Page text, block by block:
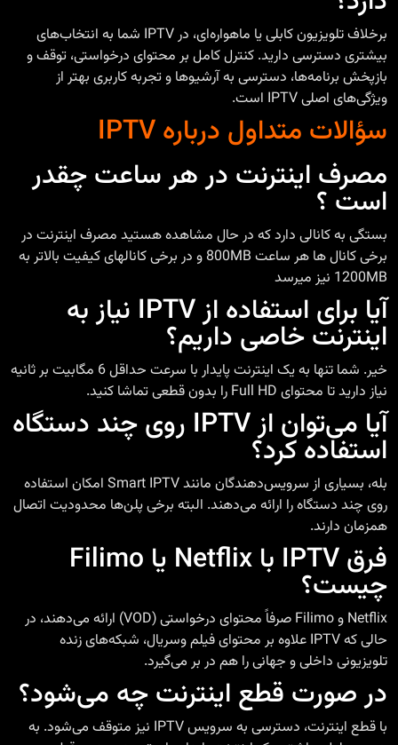
برخلاف تلویزیون کابلی یا ماهواره‌ای، در IPTV شما به انتخاب‌های
بیشتری دسترسی دارید. کنترل کامل بر محتوای درخواستی، توقف و
بازپخش برنامه‌ها، دسترسی به آرشیوها و تجربه کاربری بهتر از
ویژگی‌های اصلی IPTV است.
سؤالات متداول درباره IPTV
مصرف اینترنت در هر ساعت چقدر
است ؟
بستگی به کانالی دارد که در حال مشاهده هستید مصرف اینترنت در
برخی کانال ها هر ساعت 800MB و در برخی کانالهای کیفیت بالاتر به
1200MB نیز میرسد
آیا برای استفاده از IPTV نیاز به
اینترنت خاصی داریم؟
خیر. شما تنها به یک اینترنت پایدار با سرعت حداقل 6 مگابیت بر ثانیه
نیاز دارید تا محتوای Full HD را بدون قطعی تماشا کنید.
آیا می‌توان از IPTV روی چند دستگاه
استفاده کرد؟
بله، بسیاری از سرویس‌دهندگان مانندSmart IPTV امکان استفاده
روی چند دستگاه را ارائه می‌دهند. البته برخی پلن‌ها محدودیت اتصال
همزمان دارند.
فرق IPTV با Netflix یا Filimo
چیست؟
Netflix و Filimo صرفاً محتوای درخواستی(
VOD) ارائه می‌دهند، در
حالی که IPTV علاوه بر محتوای فیلم وسریال، شبکه‌های زنده
تلویزیونی داخلی و جهانی را هم در بر می‌گیرد.
در صورت قطع اینترنت چه می‌شود؟
با قطع اینترنت، دسترسی به سرویس IPTV نیز متوقف می‌شود. به